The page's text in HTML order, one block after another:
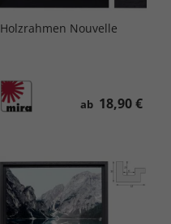
Holzrahmen Nouvelle
ab 18,90 €